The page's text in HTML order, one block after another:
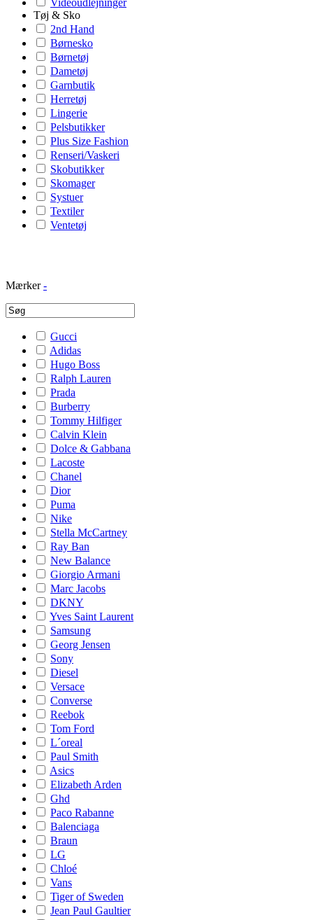
Videoudlejninger
Tøj & Sko
2nd Hand
Børnesko
Børnetøj
Dametøj
Garnbutik
Herretøj
Lingerie
Pelsbutikker
Plus Size Fashion
Renseri/Vaskeri
Skobutikker
Skomager
Systuer
Textiler
Ventetøj
Mærker -
Gucci
Adidas
Hugo Boss
Ralph Lauren
Prada
Burberry
Tommy Hilfiger
Calvin Klein
Dolce & Gabbana
Lacoste
Chanel
Dior
Puma
Nike
Stella McCartney
Ray Ban
New Balance
Giorgio Armani
Marc Jacobs
DKNY
Yves Saint Laurent
Samsung
Georg Jensen
Sony
Diesel
Versace
Converse
Reebok
Tom Ford
L´oreal
Paul Smith
Asics
Elizabeth Arden
Ghd
Paco Rabanne
Balenciaga
Braun
LG
Chloé
Vans
Tiger of Sweden
Jean Paul Gaultier